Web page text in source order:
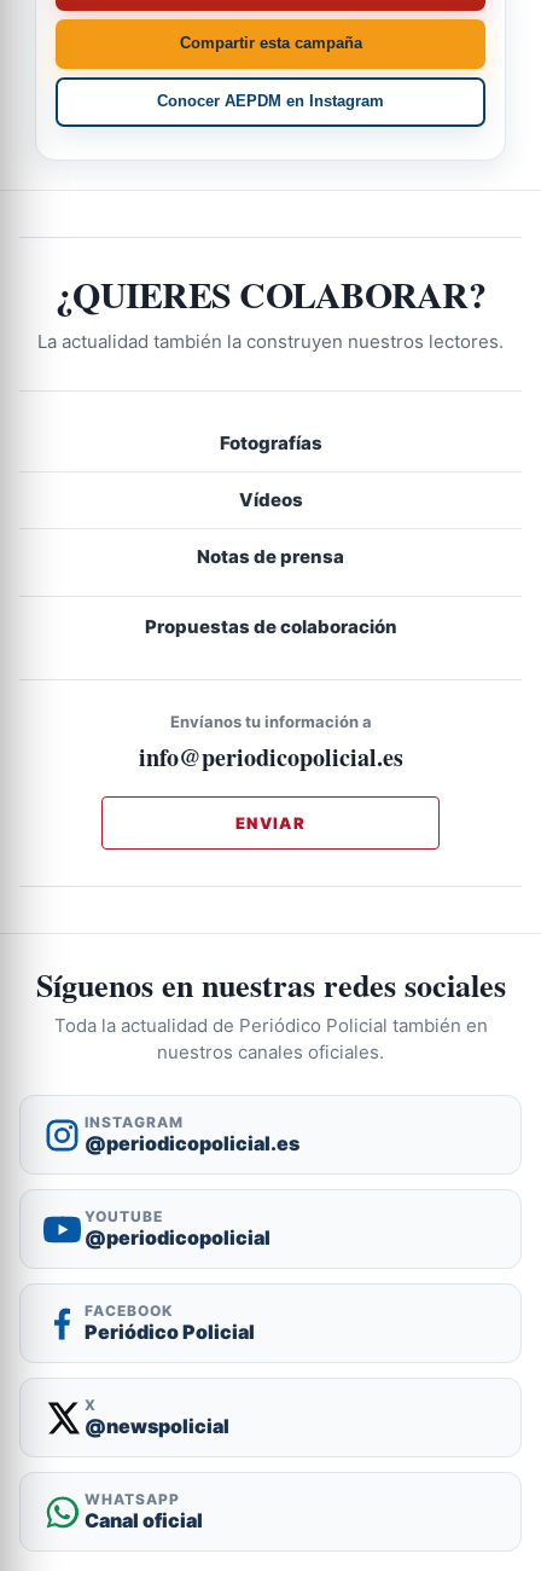
Compartir esta campaña
Conocer AEPDM en Instagram
¿QUIERES COLABORAR?
La actualidad también la construyen nuestros lectores.
Fotografías
Vídeos
Notas de prensa
Propuestas de colaboración
Envíanos tu información a
info@periodicopolicial.es
ENVIAR
Síguenos en nuestras redes sociales
Toda la actualidad de Periódico Policial también en
nuestros canales oficiales.
INSTAGRAM
@periodicopolicial.es
YOUTUBE
@periodicopolicial
FACEBOOK
Periódico Policial
X
@newspolicial
WHATSAPP
Canal oficial